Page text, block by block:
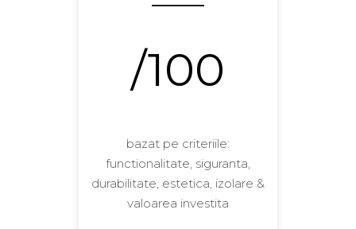
/100
bazat pe criteriile:
functionalitate, siguranta,
durabilitate, estetica, izolare &
valoarea investita